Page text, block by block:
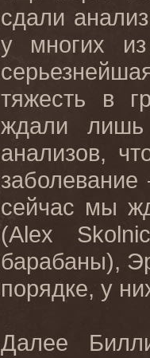
сдали
у многих
тяжесть в
ждали лишь
анализов,
сейчас мы
(Alex
барабаны),
порядке, у
Далее